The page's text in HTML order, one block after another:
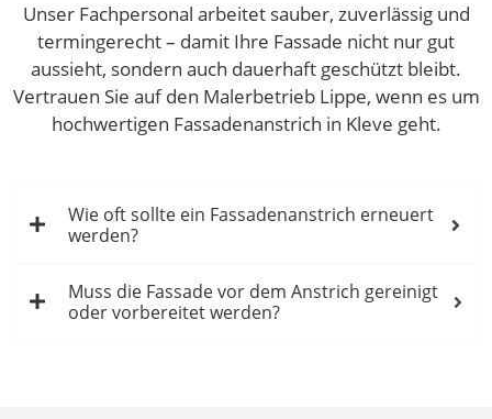
Unser Fachpersonal arbeitet sauber, zuverlässig und
termingerecht – damit Ihre Fassade nicht nur gut
aussieht, sondern auch dauerhaft geschützt bleibt.
Vertrauen Sie auf den Malerbetrieb Lippe, wenn es um
hochwertigen Fassadenanstrich in Kleve geht.
Wie oft sollte ein Fassadenanstrich erneuert
werden?
Muss die Fassade vor dem Anstrich gereinigt
oder vorbereitet werden?